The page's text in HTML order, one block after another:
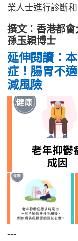
業人士進行診斷和
撰文：香港都
孫玉穎博士
延伸閱讀：
症！腸胃不
減風險
---